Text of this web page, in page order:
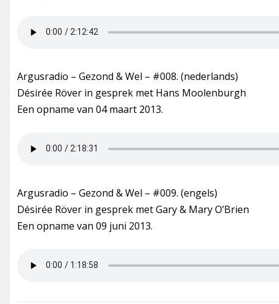
Argusradio – Gezond & Wel – #008. (nederlands)
Désirée Röver in gesprek met Hans Moolenburgh
Een opname van 04 maart 2013.
Argusradio – Gezond & Wel – #009. (engels)
Désirée Röver in gesprek met Gary & Mary O’Brien
Een opname van 09 juni 2013.